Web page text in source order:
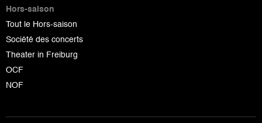
Hors-saison
Tout le Hors-saison
Société des concerts
Theater in Freiburg
OCF
NOF